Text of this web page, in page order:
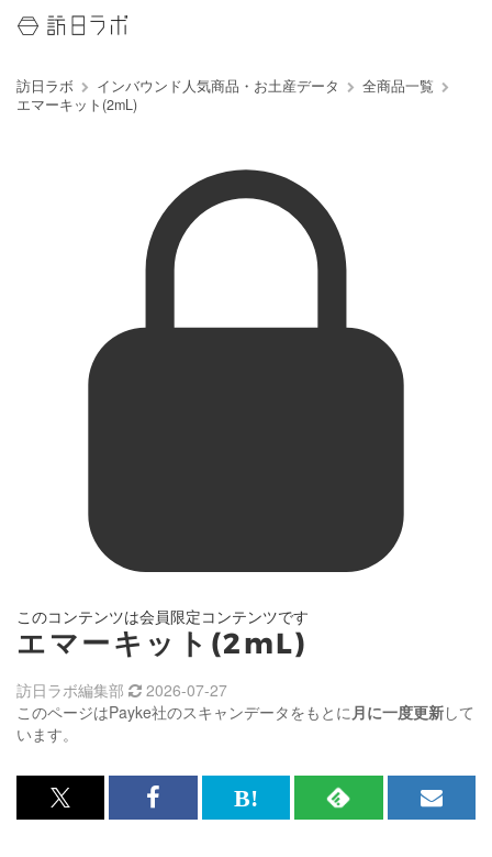
訪日ラボ インバウンド人気商品・お土産データ
全商品一覧
エマーキット(2mL)
このコンテンツは会員限定コンテンツです
エマーキット(2mL)
このページはPayke社のスキャンデータをもとに月に一度更新して
います。
訪日ラボ編集部 2026-07-27
x<br>
Facebook<br>
は
RSS
メ